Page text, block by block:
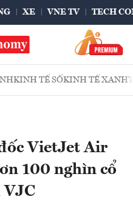
XE VNE TV TECH
KINH TẾ SỐKINH TẾ XANH
VietJet Air
100 nghìn cổ
VJC